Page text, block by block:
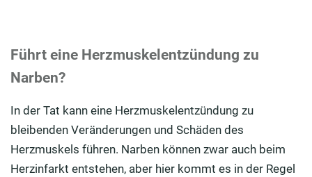
Führt eine Herzmuskelentzündung zu
Narben?
In der Tat kann eine Herzmuskelentzündung zu
bleibenden Veränderungen und Schäden des
Herzmuskels führen. Narben können zwar auch beim
Herzinfarkt entstehen, aber hier kommt es in der Regel